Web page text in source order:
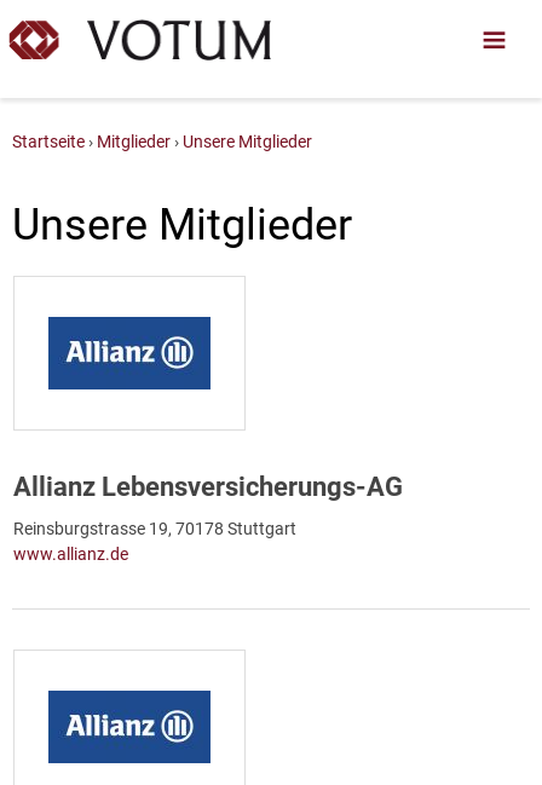
Startseite Mitglieder Unsere Mitglieder
Unsere Mitglieder
Allianz Lebensversicherungs-AG
Reinsburgstrasse 19, 70178 Stuttgart
www.allianz.de